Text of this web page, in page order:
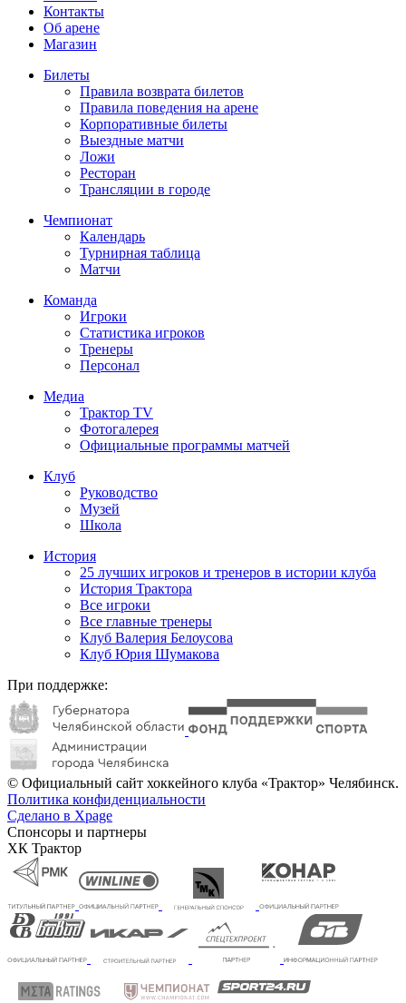
Контакты
Об арене
Магазин
Билеты
Правила возврата билетов
Правила поведения на арене
Корпоративные билеты
Выездные матчи
Ложи
Ресторан
Трансляции в городе
Чемпионат
Календарь
Турнирная таблица
Матчи
Команда
Игроки
Статистика игроков
Тренеры
Персонал
Медиа
Трактор TV
Фотогалерея
Официальные программы матчей
Клуб
Руководство
Музей
Школа
История
25 лучших игроков и тренеров в истории клуба
История Трактора
Все игроки
Все главные тренеры
Клуб Валерия Белоусова
Клуб Юрия Шумакова
При поддержке:
© Официальный сайт хоккейного клуба «Трактор» Челябинск.
Политика конфиденциальности
Сделано в Xpage
Спонсоры и партнеры
ХК Трактор